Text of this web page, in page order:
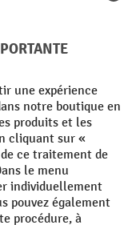
cookies
delivery charges,